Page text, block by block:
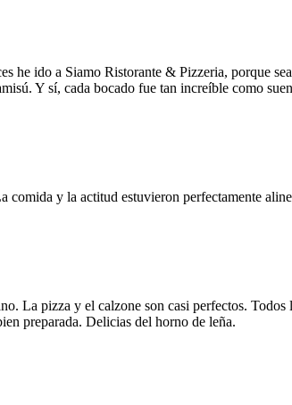
he ido a Siamo Ristorante & Pizzeria, porque
Y sí, cada bocado fue tan increíble como
y la actitud estuvieron perfectamente
La pizza y el calzone son casi perfectos.
preparada. Delicias del horno de leña.